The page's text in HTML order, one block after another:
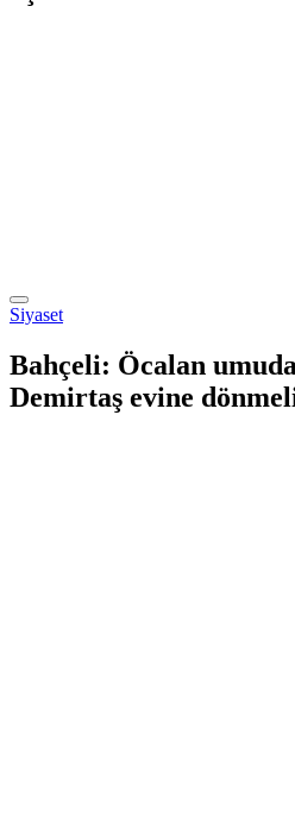
Siyaset
Bahçeli: Öcalan
Demirtaş evine